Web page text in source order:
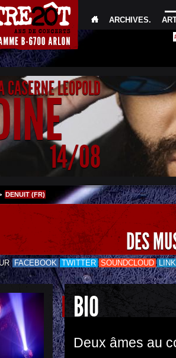
ARCHIVES.
CASERNE LEOPOLD
14/08
DENUIT (FR)
DES
FACEBOOK TWITTER SOUNDCLOUD
BIO
Deux âmes au